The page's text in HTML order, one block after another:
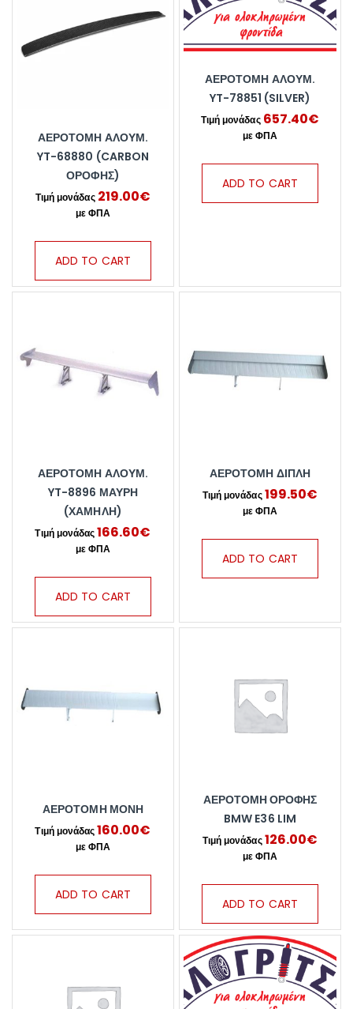
ΑΕΡΟΤΟΜΗ ΑΛΟΥΜ.
YT-68880 (CARBON
ΟΡΟΦΗΣ)
219.00€
ADD TO CART
ΑΕΡΟΤΟΜΗ ΑΛΟΥΜ.
YT-78851 (SILVER)
657.40€
ADD TO CART
ΑΕΡΟΤΟΜΗ ΑΛΟΥΜ.
YT-8896 ΜΑΥΡΗ
(ΧΑΜΗΛΗ)
166.60€
ADD TO CART
ΑΕΡΟΤΟΜΗ ΔΙΠΛΗ
199.50€
ADD TO CART
ΑΕΡΟΤΟΜΗ ΜΟΝΗ
160.00€
ADD TO CART
ΑΕΡΟΤΟΜΗ ΟΡΟΦΗΣ
BMW E36 LIM
126.00€
ADD TO CART